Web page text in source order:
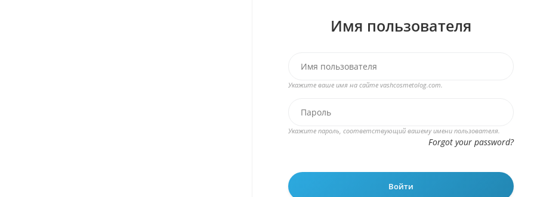
Имя пользователя
Укажите ваше имя на сайте vashcosmetolog.com.
Укажите пароль, соответствующий вашему имени пользователя.
Forgot your password?